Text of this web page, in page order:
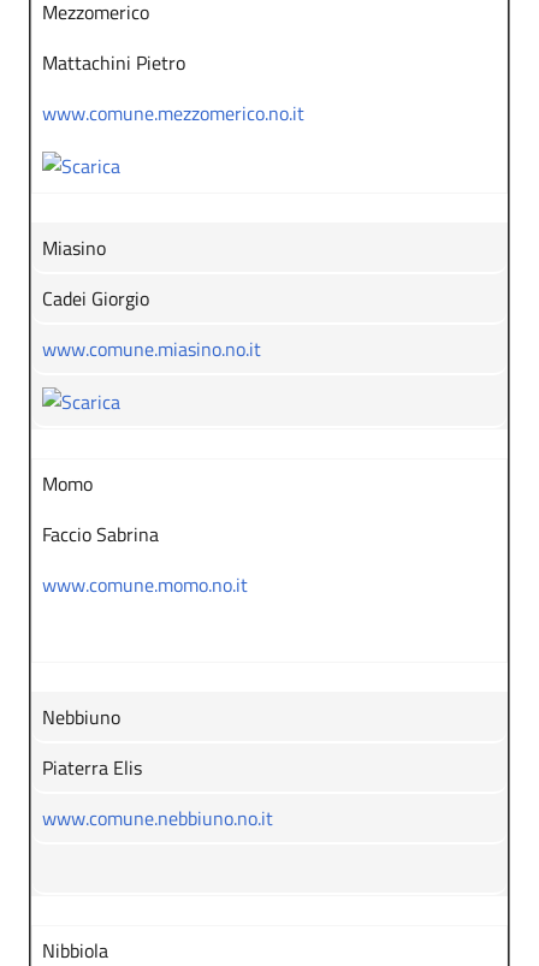
Mezzomerico
Mattachini Pietro
www.comune.mezzomerico.no.it
Miasino
Cadei Giorgio
www.comune.miasino.no.it
Momo
Faccio Sabrina
www.comune.momo.no.it
Nebbiuno
Piaterra Elis
www.comune.nebbiuno.no.it
Nibbiola